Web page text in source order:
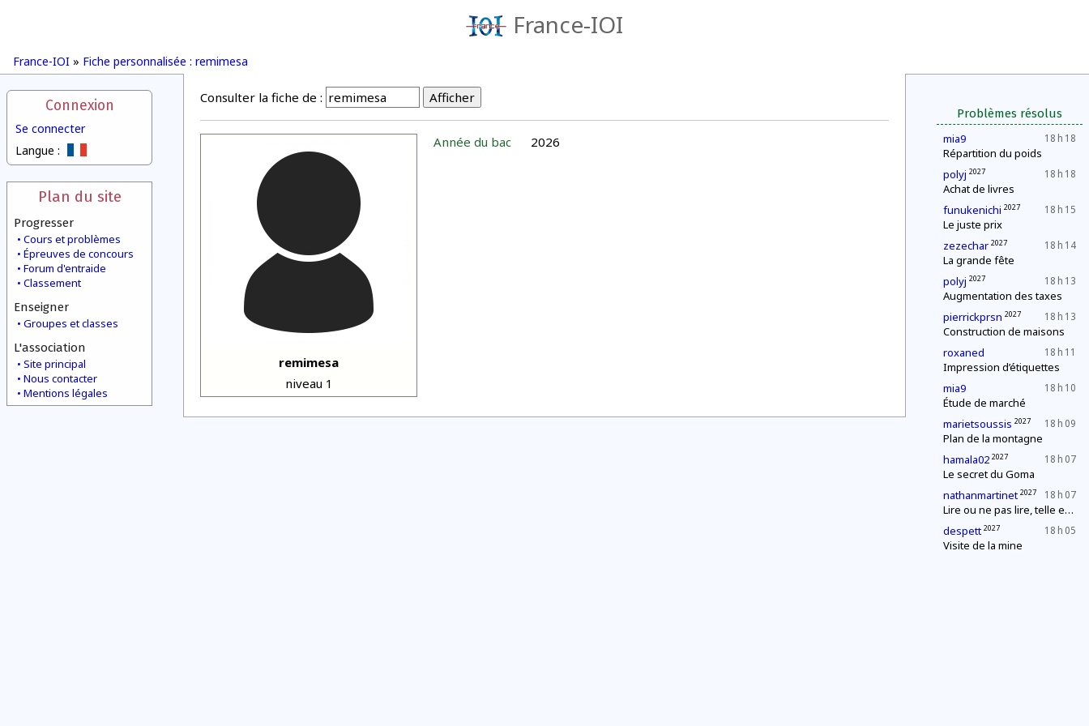
France-IOI
France-IOI » Fiche personnalisée : remimesa
Connexion
Se connecter
Langue :
Plan du site
Progresser
Cours et problèmes
Épreuves de concours
Forum d'entraide
Classement
Enseigner
Groupes et classes
L'association
Site principal
Nous contacter
Mentions légales
Problèmes résolus
18 h 18
mia9
Répartition du poids
18 h 18
polyj 2027
Achat de livres
18 h 15
funukenichi 2027
Le juste prix
18 h 14
zezechar 2027
La grande fête
18 h 13
polyj 2027
Augmentation des taxes
18 h 13
pierrickprsn 2027
Construction de maisons
18 h 11
roxaned
Impression d’étiquettes
18 h 10
mia9
Étude de marché
18 h 09
marietsoussis 2027
Plan de la montagne
18 h 07
hamala02 2027
Le secret du Goma
18 h 07
nathanmartinet 2027
Lire ou ne pas lire, telle est la question
18 h 05
despett 2027
Visite de la mine
Consulter la fiche de :
remimesa
niveau 1
Année du bac 2026